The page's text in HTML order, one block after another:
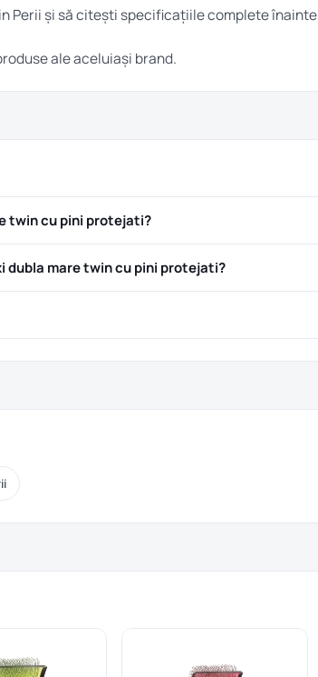
Perii și să citești specificațiile complete înainte
ale aceluiași brand.
twin cu pini protejati?
dubla mare twin cu pini protejati?